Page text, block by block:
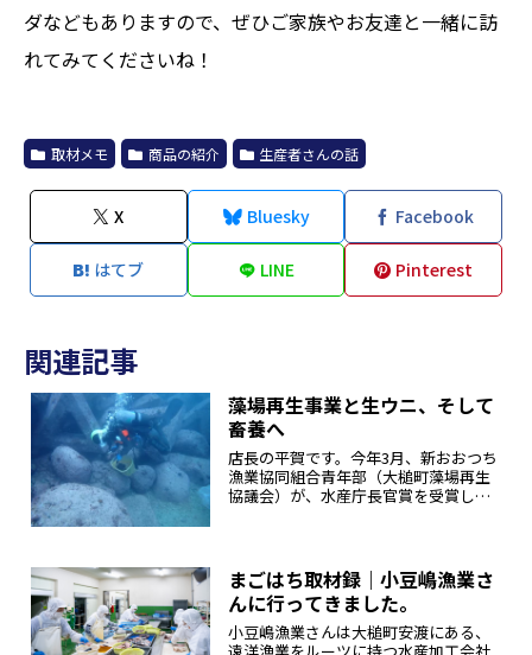
ダなどもありますので、ぜひご家族やお友達と一緒に訪
れてみてくださいね！
取材メモ 商品の紹介 生産者さんの話
X Bluesky Facebook
はてブ LINE Pinterest
関連記事
藻場再生事業と生ウニ、そして
畜養へ
店長の平賀です。今年3月、新おおつち
漁業協同組合青年部（大槌町藻場再生
協議会）が、水産庁長官賞を受賞しま
し、繁茂する藻場を再生することで、...
まごはち取材録｜小豆嶋漁業さ
んに行ってきました。
小豆嶋漁業さんは大槌町安渡にある、